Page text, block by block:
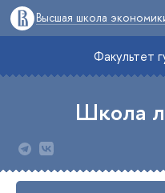
Высшая школа
Факультет
Школа